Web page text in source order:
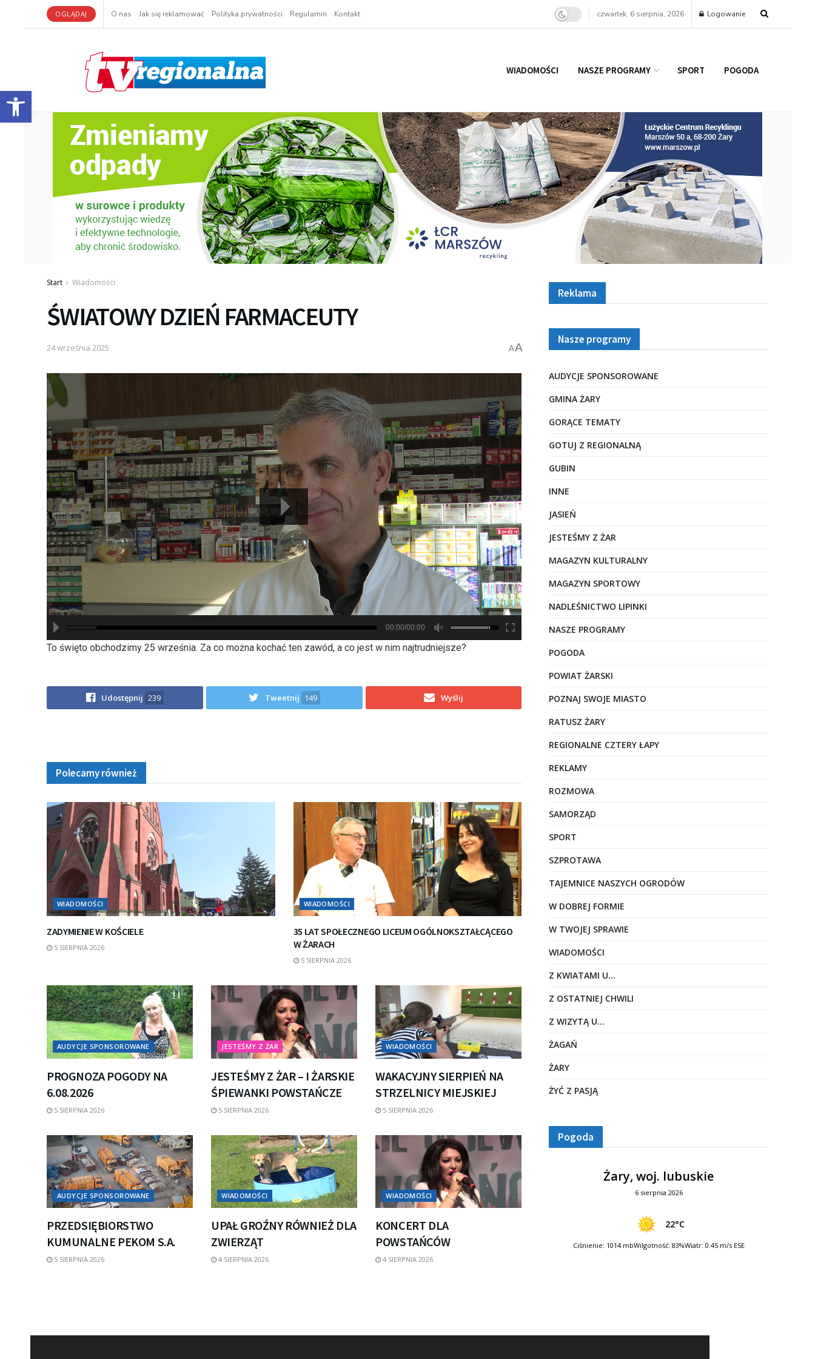
Otwórz pasek narzędzi
OGLĄDAJ O nas Jak się reklamować Polityka prywatności Regulamin Kontakt czwartek, 6 sierpnia, 2026 Logowanie
WIADOMOŚCI NASZE PROGRAMY SPORT POGODA
Start Wiadomości
ŚWIATOWY DZIEŃ FARMACEUTY
24 września 2025 AA
hd2880
hd2160
hd2160
hd1440
highres
hd1080
hd720
large
medium
small
00:00/00:00
To święto obchodzimy 25 września. Za co można kochać ten zawód, a co jest w nim najtrudniejsze?
Udostępnij 239 Tweetnij 149 Wyślij
Polecamy również
WIADOMOŚCI
ZADYMIENIE W KOŚCIELE
5 SIERPNIA 2026
WIADOMOŚCI
35 LAT SPOŁECZNEGO LICEUM OGÓLNOKSZTAŁCĄCEGO
W ŻARACH
5 SIERPNIA 2026
AUDYCJE SPONSOROWANE
PROGNOZA POGODY NA
6.08.2026
5 SIERPNIA 2026
JESTEŚMY Z ŻAR
JESTEŚMY Z ŻAR – I ŻARSKIE
ŚPIEWANKI POWSTAŃCZE
5 SIERPNIA 2026
WIADOMOŚCI
WAKACYJNY SIERPIEŃ NA
STRZELNICY MIEJSKIEJ
5 SIERPNIA 2026
AUDYCJE SPONSOROWANE
PRZEDSIĘBIORSTWO
KUMUNALNE PEKOM S.A.
5 SIERPNIA 2026
WIADOMOŚCI
UPAŁ GROŹNY RÓWNIEŻ DLA
ZWIERZĄT
4 SIERPNIA 2026
WIADOMOŚCI
KONCERT DLA
POWSTAŃCÓW
4 SIERPNIA 2026
Reklama
Nasze programy
AUDYCJE SPONSOROWANE
GMINA ŻARY
GORĄCE TEMATY
GOTUJ Z REGIONALNĄ
GUBIN
INNE
JASIEŃ
JESTEŚMY Z ŻAR
MAGAZYN KULTURALNY
MAGAZYN SPORTOWY
NADLEŚNICTWO LIPINKI
NASZE PROGRAMY
POGODA
POWIAT ŻARSKI
POZNAJ SWOJE MIASTO
RATUSZ ŻARY
REGIONALNE CZTERY ŁAPY
REKLAMY
ROZMOWA
SAMORZĄD
SPORT
SZPROTAWA
TAJEMNICE NASZYCH OGRODÓW
W DOBREJ FORMIE
W TWOJEJ SPRAWIE
WIADOMOŚCI
Z KWIATAMI U…
Z OSTATNIEJ CHWILI
Z WIZYTĄ U…
ŻAGAŃ
ŻARY
ŻYĆ Z PASJĄ
Pogoda
Żary, woj. lubuskie
6 sierpnia 2026
22°C
Ciśnienie: 1014 mbWilgotność: 83%Wiatr: 0.45 m/s ESE